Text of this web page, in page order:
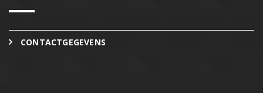
CONTACTGEGEVENS